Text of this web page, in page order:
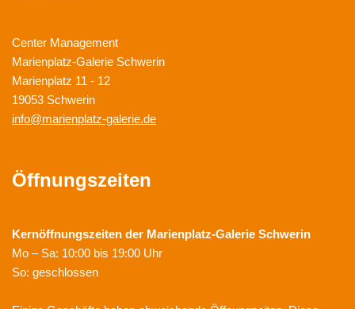
Center Management
Marienplatz-Galerie Schwerin
Marienplatz 11 - 12
19053 Schwerin
info@marienplatz-galerie.de
Öffnungszeiten
Kernöffnungszeiten der Marienplatz-Galerie Schwerin
Mo – Sa: 10:00 bis 19:00 Uhr
So: geschlossen